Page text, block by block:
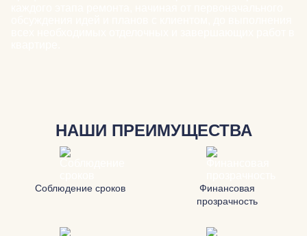
НАШИ ПРЕИМУЩЕСТВА
Соблюдение сроков
Финансовая
прозрачность